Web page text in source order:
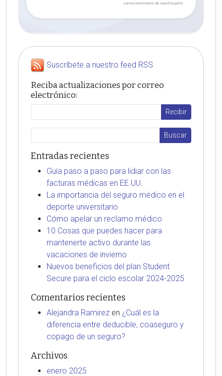
correo electrónico de nuestra parte.
Suscríbete a nuestro feed RSS
Reciba actualizaciones por correo
electrónico:
Entradas recientes
Guía paso a paso para lidiar con las
facturas médicas en EE.UU.
La importancia del seguro médico en el
deporte universitario
Cómo apelar un reclamo médico
10 Cosas que puedes hacer para
mantenerte activo durante las
vacaciones de invierno
Nuevos beneficios del plan Student
Secure para el ciclo escolar 2024-2025
Comentarios recientes
Alejandra Ramirez en ¿Cuál es la
diferencia entre deducible, coaseguro y
copago de un seguro?
Archivos
enero 2025